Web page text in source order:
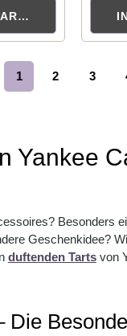
Seite
1
Seite
2
Seite
3
Yankee
Besonders
Geschenkidee?
duftenden Tartsvon
Die